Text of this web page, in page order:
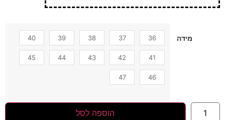
מידה 36
37
38
39
40
41
42
43
44
45
46
47
הוספה לסל